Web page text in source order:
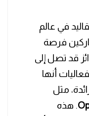
في عالم
فرصة
قد تصل إلى
أنها
مثل
. هذه